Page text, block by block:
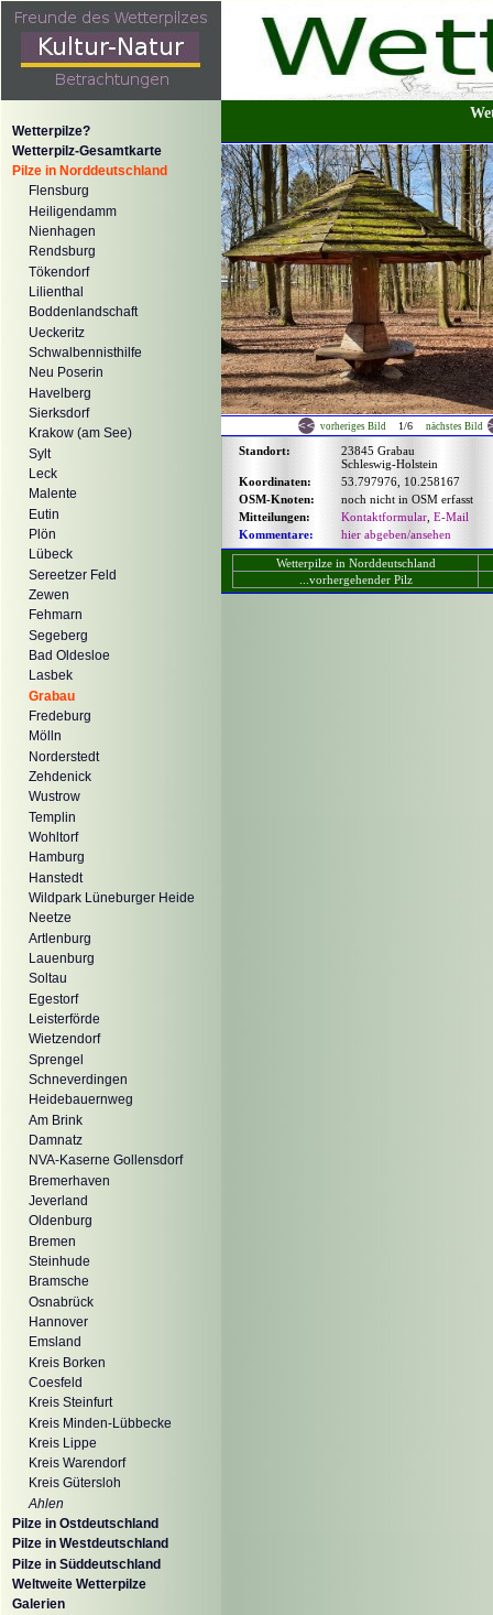
Wetterpilze?
Wetterpilz-Gesamtkarte
Pilze in Norddeutschland
Flensburg
Heiligendamm
Nienhagen
Rendsburg
Tökendorf
Lilienthal
Boddenlandschaft
Ueckeritz
Schwalbennisthilfe
Neu Poserin
Havelberg
Sierksdorf
Krakow (am See)
Sylt
Leck
Malente
Eutin
Plön
Lübeck
Sereetzer Feld
Zewen
Fehmarn
Segeberg
Bad Oldesloe
Lasbek
Grabau
Fredeburg
Mölln
Norderstedt
Zehdenick
Wustrow
Templin
Wohltorf
Hamburg
Hanstedt
Wildpark Lüneburger Heide
Neetze
Artlenburg
Lauenburg
Soltau
Egestorf
Leisterförde
Wietzendorf
Sprengel
Schneverdingen
Heidebauernweg
Am Brink
Damnatz
NVA-Kaserne Gollensdorf
Bremerhaven
Jeverland
Oldenburg
Bremen
Steinhude
Bramsche
Osnabrück
Hannover
Emsland
Kreis Borken
Coesfeld
Kreis Steinfurt
Kreis Minden-Lübbecke
Kreis Lippe
Kreis Warendorf
Kreis Gütersloh
Ahlen
Pilze in Ostdeutschland
Pilze in Westdeutschland
Pilze in Süddeutschland
Weltweite Wetterpilze
Galerien
vorheriges Bild 1/6 nächstes Bild
Standort:
23845 Grabau
Schleswig-Holstein
Koordinaten:
53.797976, 10.258167
OSM-Knoten:
noch nicht in OSM erfasst
Mitteilungen:
Kontaktformular E-Mail
Kommentare:
hier abgeben/ansehen
Wetterpilze in Norddeutschland
...vorhergehender Pilz